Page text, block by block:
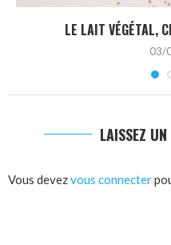
LE LAIT VÉGÉTAL,
03/
LAISSEZ
Vous devezvous connecter